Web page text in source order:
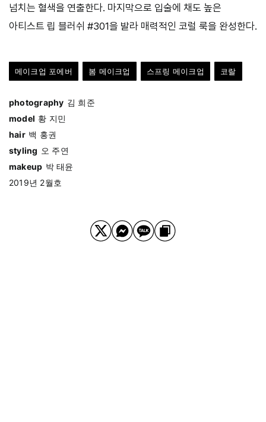
넘치는 혈색을 연출한다. 마지막으로 입술에 채도 높은
아티스트 립 블러쉬 #301을 발라 매력적인 코럴 룩을 완성한다.
메이크업 포에버 봄 메이크업 스프링 메이크업 코랄
photography 김 희준
model 황 지민
hair 백 홍권
styling 오 주연
makeup 박 태윤
2019년 2월호